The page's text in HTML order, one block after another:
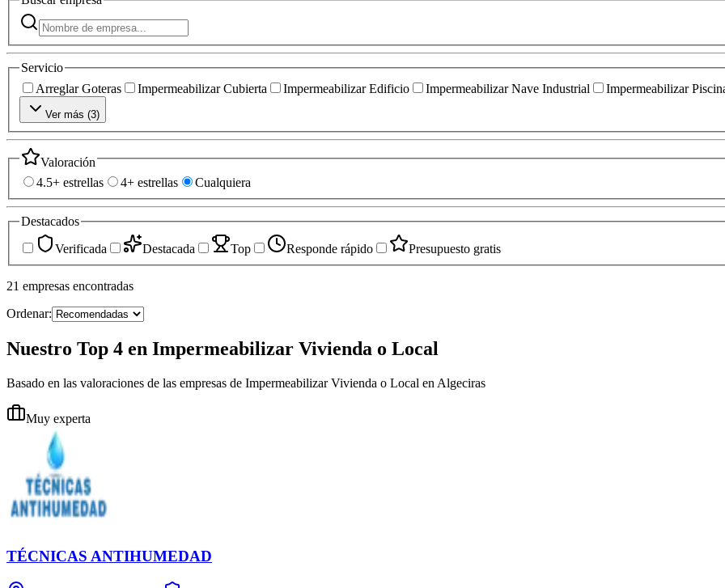
Servicio
Arreglar Goteras
Impermeabilizar Cubierta Impermeabilizar Edificio Impermeabilizar Nave Industrial Impermeabilizar
Ver más (3)
Valoración
4.5+ estrellas
4+ estrellas Cualquiera
Destacados
Verificada
Destacada Top Responde rápido Presupuesto gratis
21 empresas encontradas
Ordenar:
Nuestro Top 4 en Impermeabilizar Vivienda o Local
Basado en las valoraciones de las empresas de Impermeabilizar Vivienda o Local en Algeciras
Muy experta
TÉCNICAS ANTIHUMEDAD